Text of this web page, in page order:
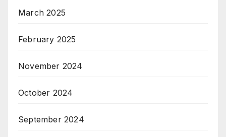
March 2025
February 2025
November 2024
October 2024
September 2024